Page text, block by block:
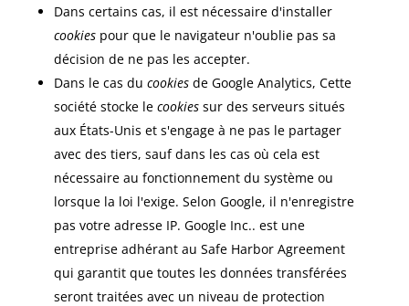
Dans certains cas, il est nécessaire d'installer
cookiespour que le navigateur n'oublie pas sa
décision de ne pas les accepter.
Dans le cas du cookiesde Google Analytics, Cette
société stocke le cookiessur des serveurs situés
aux États-Unis et s'engage à ne pas le partager
avec des tiers, sauf dans les cas où cela est
nécessaire au fonctionnement du système ou
lorsque la loi l'exige. Selon Google, il n'enregistre
pas votre adresse IP. Google Inc.. est une
entreprise adhérant au Safe Harbor Agreement
qui garantit que toutes les données transférées
seront traitées avec un niveau de protection